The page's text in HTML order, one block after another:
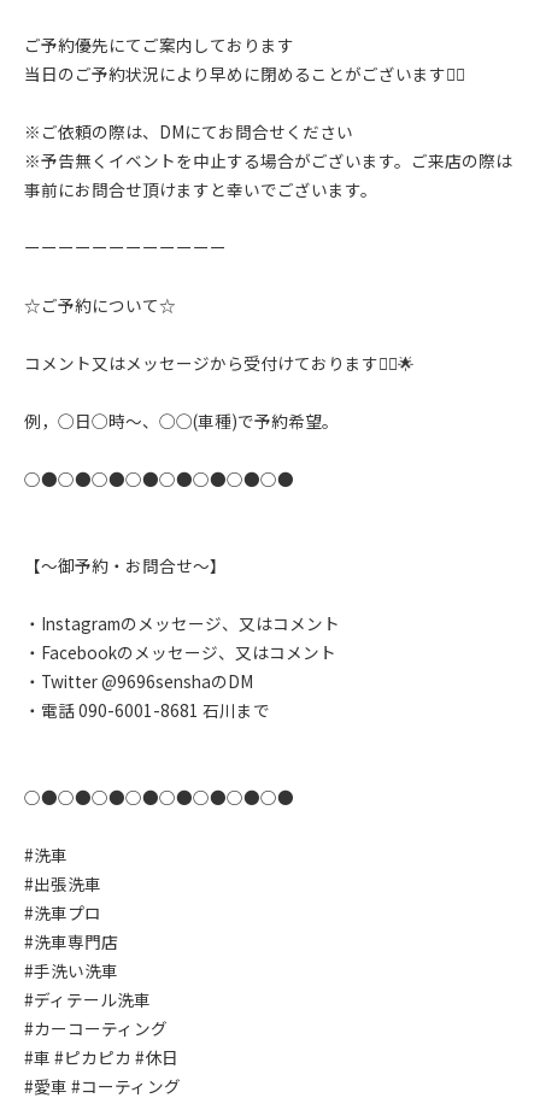
ご予約優先にてご案内しております
当日のご予約状況により早めに閉めることがございます🙇‍♂️
※ご依頼の際は、DMにてお問合せください
※予告無くイベントを中止する場合がございます。ご来店の際は
事前にお問合せ頂けますと幸いでございます。
ーーーーーーーーーーーー
☆ご予約について☆
コメント又はメッセージから受付けております🙇‍♂️🌟
例，◯日◯時〜、◯◯(車種)で予約希望。
○●○●○●○●○●○●○●○●
【〜御予約・お問合せ〜】
・Instagramのメッセージ、又はコメント
・Facebookのメッセージ、又はコメント
・Twitter @9696senshaのDM
・電話 090-6001-8681 石川まで
○●○●○●○●○●○●○●○●
#洗車
#出張洗車
#洗車プロ
#洗車専門店
#手洗い洗車
#ディテール洗車
#カーコーティング
#車 #ピカピカ #休日
#愛車 #コーティング